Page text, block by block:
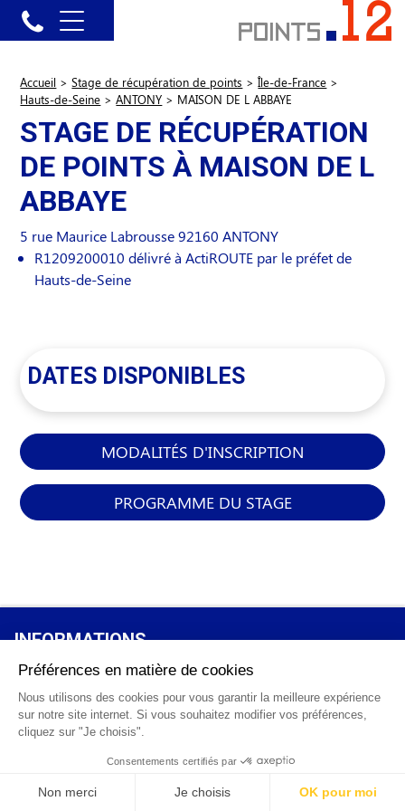
Accueil > Stage de récupération de points > Île-de-France >
Hauts-de-Seine > ANTONY > MAISON DE L ABBAYE
STAGE DE RÉCUPÉRATION
DE POINTS À MAISON DE L
ABBAYE
5 rue Maurice Labrousse 92160 ANTONY
R1209200010 délivré à ActiROUTE par le préfet de
Hauts-de-Seine
DATES DISPONIBLES
MODALITÉS D'INSCRIPTION
PROGRAMME DU STAGE
INFORMATIONS
GÉNÉRALES
Qui sommes-nous ?
FAQ
CGV
Mentions légales
0 820 25 02 38
info@points12.fr